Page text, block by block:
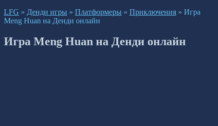
LFG » Денди игры » Платформеры » Приключения » Игра
Meng Huan на Денди онлайн
Игра Meng Huan на Денди онлайн